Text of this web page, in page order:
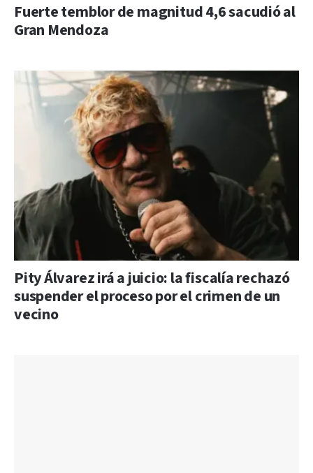
Fuerte temblor de magnitud 4,6 sacudió al
Gran Mendoza
Pity Álvarez irá a juicio: la fiscalía rechazó
suspender el proceso por el crimen de un
vecino